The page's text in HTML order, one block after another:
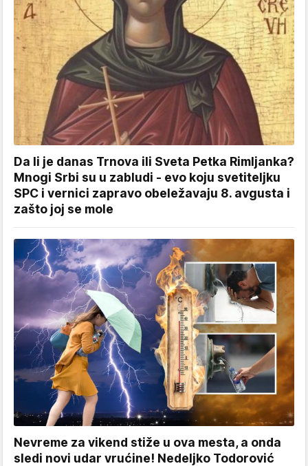
Da li je danas Trnova ili Sveta Petka Rimljanka?
Mnogi Srbi su u zabludi - evo koju svetiteljku
SPC i vernici zapravo obeležavaju 8. avgusta i
zašto joj se mole
Nevreme za vikend stiže u ova mesta, a onda
sledi novi udar vrućine! Nedeljko Todorović